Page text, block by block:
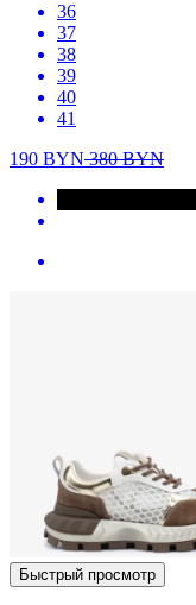
36
37
38
39
40
41
190 BYN380BYN
Быстрый просмотр